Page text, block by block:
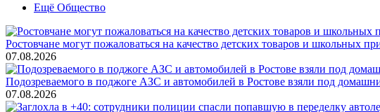
Ещё Общество
Ростовчане могут пожаловаться на качество детских товаров и школьных
07.08.2026
Подозреваемого в поджоге АЗС и автомобилей в Ростове взяли под
07.08.2026